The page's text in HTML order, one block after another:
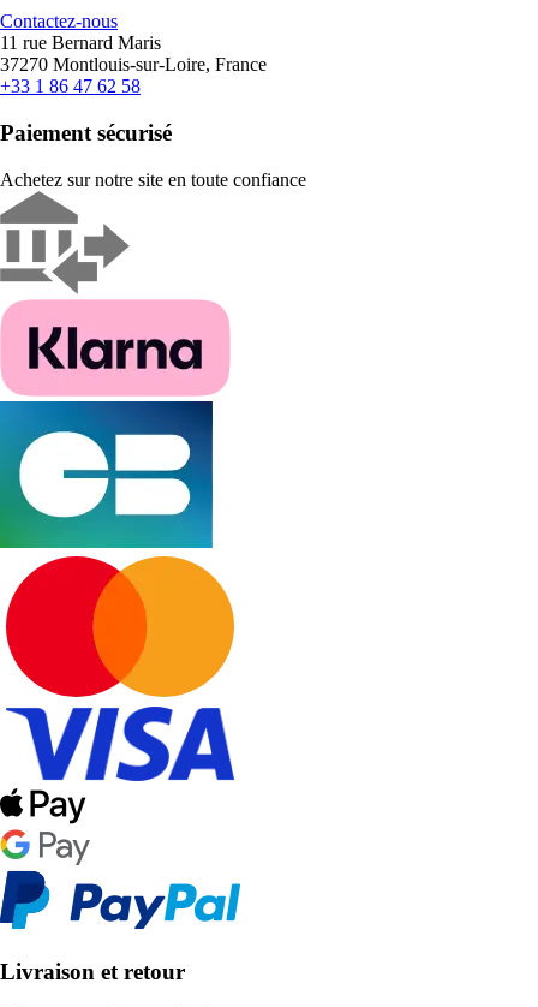
Contactez-nous
11 rue Bernard Maris
37270 Montlouis-sur-Loire, France
+33 1 86 47 62 58
Paiement sécurisé
Achetez sur notre site en toute confiance
Livraison et retour